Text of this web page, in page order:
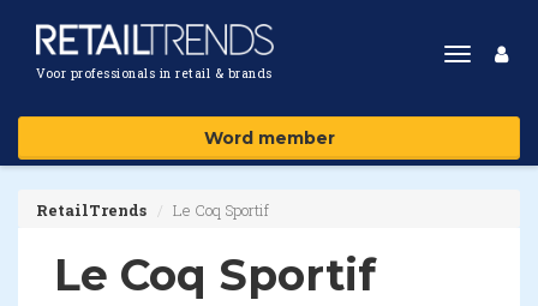
Voor professionals in retail & brands
Toggle
Word member
RetailTrends Le Coq Sportif
Le Coq Sportif